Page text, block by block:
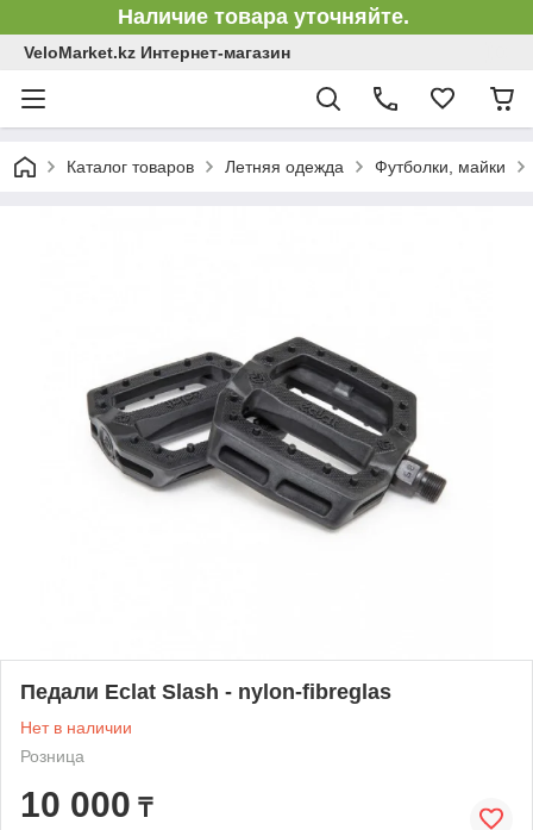
Наличие товара уточняйте.
VeloMarket.kz Интернет-магазин
Каталог товаров Летняя одежда Футболки, майки
Педали Eclat Slash - nylon-fibreglas
Нет в наличии
Розница
10 000 ₸